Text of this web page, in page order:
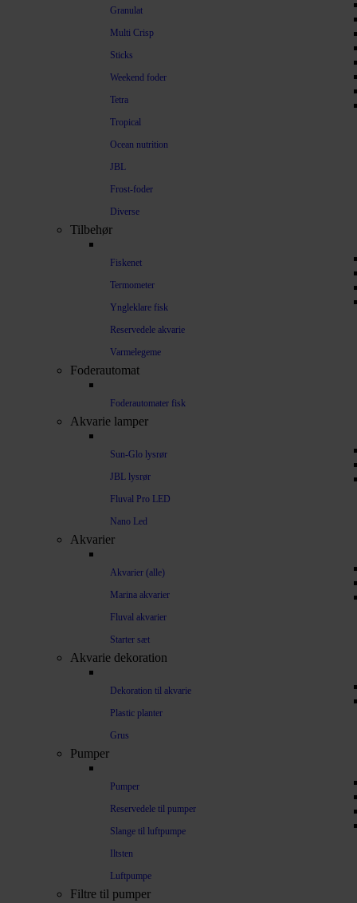
Granulat
Multi Crisp
Sticks
Weekend foder
Tetra
Tropical
Ocean nutrition
JBL
Frost-foder
Diverse
Tilbehør
Fiskenet
Termometer
Yngleklare fisk
Reservedele akvarie
Varmelegeme
Foderautomat
Foderautomater fisk
Akvarie lamper
Sun-Glo lysrør
JBL lysrør
Fluval Pro LED
Nano Led
Akvarier
Akvarier (alle)
Marina akvarier
Fluval akvarier
Starter sæt
Akvarie dekoration
Dekoration til akvarie
Plastic planter
Grus
Pumper
Pumper
Reservedele til pumper
Slange til luftpumpe
Iltsten
Luftpumpe
Filtre til pumper